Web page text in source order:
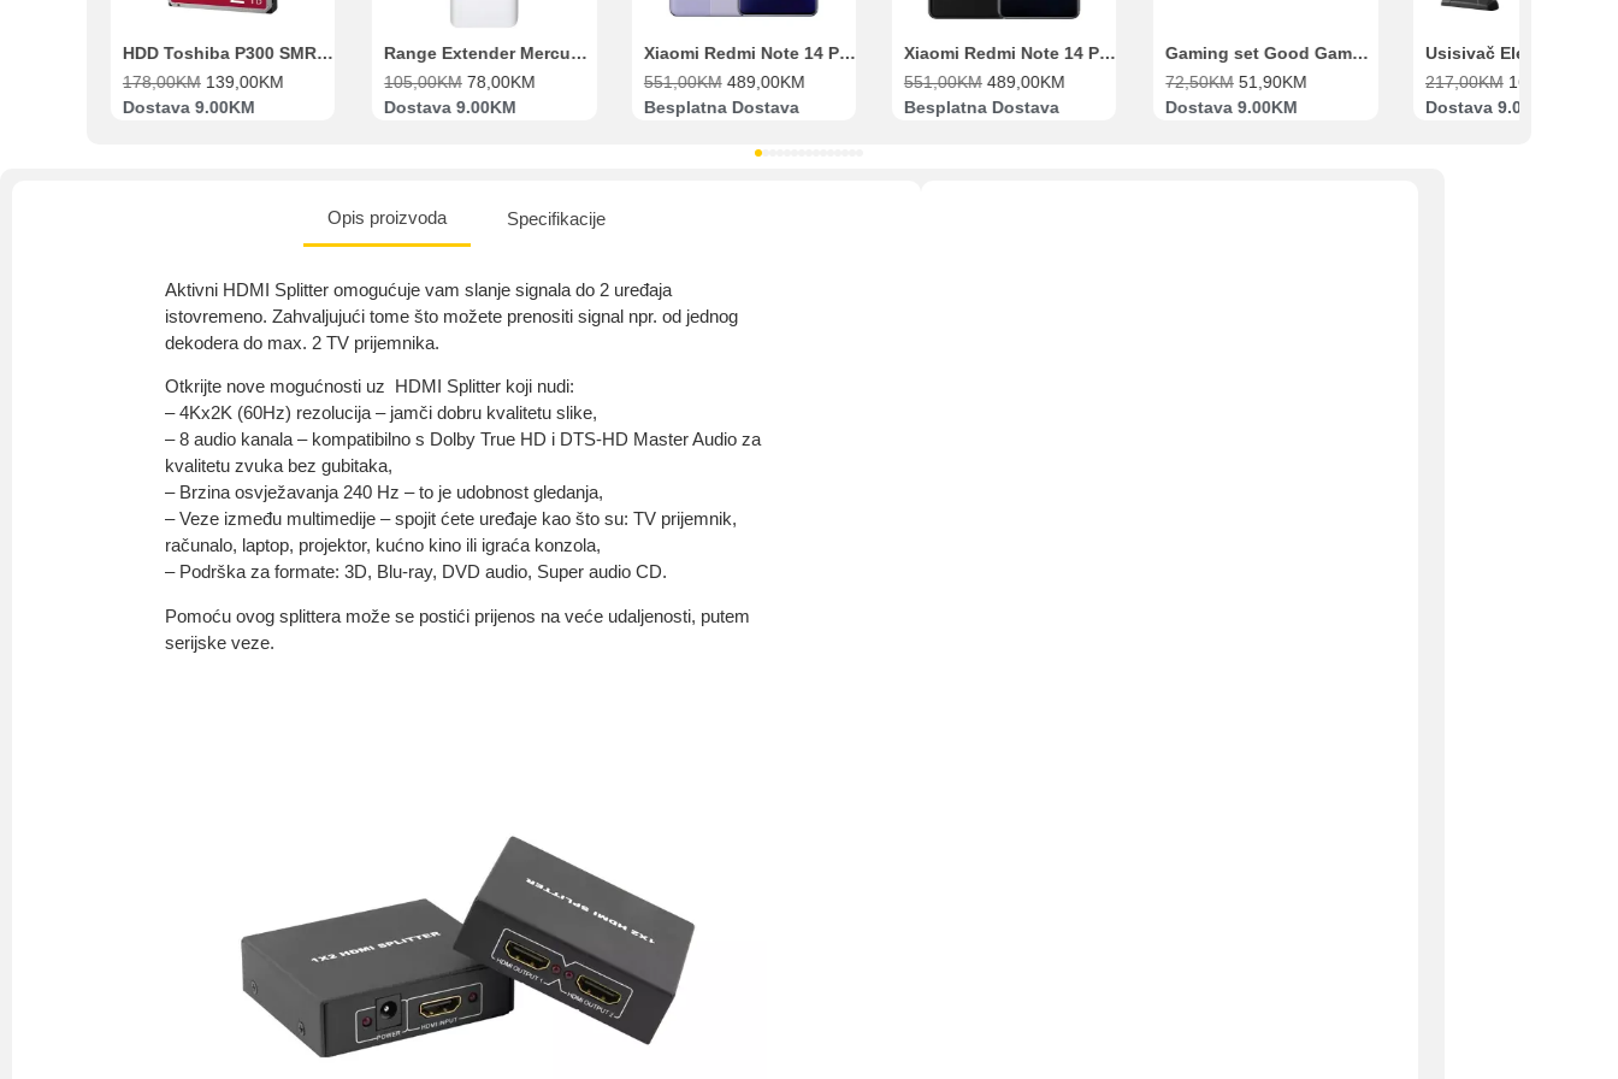
HDD Toshiba P300 SMR 3.5″ 2TB SATA III
178,00KM 139,00KM
Dostava 9.00KM
Range Extender Mercusys AX3000 ME80X Wi-Fi 6
105,00KM 78,00KM
Dostava 9.00KM
Xiaomi Redmi Note 14 Pro 8GB 256GB Ljubičasti
551,00KM 489,00KM
Besplatna Dostava
Xiaomi Redmi Note 14 Pro 8GB 256GB Crni
551,00KM 489,00KM
Besplatna Dostava
Gaming set Good Game Tastatura, Miš, Slušalice i podloga za miš
72,50KM 51,90KM
Dostava 9.00KM
217,00KM 169,00
Dostava 9.00KM
Opis proizvoda Specifikacije
Aktivni HDMI Splitter omogućuje vam slanje signala do 2 uređaja
istovremeno. Zahvaljujući tome što možete prenositi signal npr. od jednog
dekodera do max. 2 TV prijemnika.
Otkrijte nove mogućnosti uz HDMI Splitter koji nudi:
– 4Kx2K (60Hz) rezolucija – jamči dobru kvalitetu slike,
– 8 audio kanala – kompatibilno s Dolby True HD i DTS-HD Master Audio za
kvalitetu zvuka bez gubitaka,
– Brzina osvježavanja 240 Hz – to je udobnost gledanja,
– Veze između multimedije – spojit ćete uređaje kao što su: TV prijemnik,
računalo, laptop, projektor, kućno kino ili igraća konzola,
– Podrška za formate: 3D, Blu-ray, DVD audio, Super audio CD.
Pomoću ovog splittera može se postići prijenos na veće udaljenosti, putem
serijske veze.